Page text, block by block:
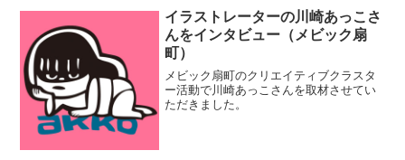
イラストレーターの川崎あっこさ
んをインタビュー（メビック扇
町）
メビック扇町のクリエイティブクラスタ
ー活動で川崎あっこさんを取材させてい
ただきました。